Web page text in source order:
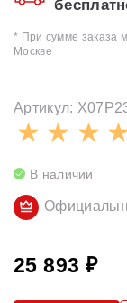
* При сумме заказа
Москве
Артикул:
В наличии
25 893 ₽